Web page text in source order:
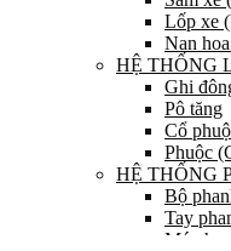
Lốp xe
Nan
HỆ THỐNG
Ghi
Pô tăng
Cổ
Phuộc
HỆ THỐNG
Bộ
Tay
Má